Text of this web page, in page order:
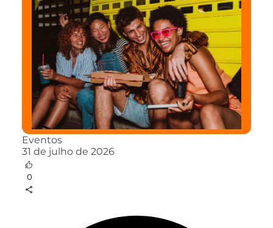
Eventos
31 de julho de 2026
0